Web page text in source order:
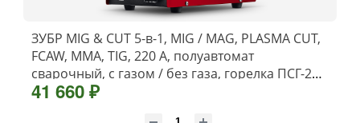
ЗУБР MIG & CUT 5-в-1, MIG / MAG, PLASMA CUT,
FCAW, MMA, TIG, 220 А, полуавтомат
сварочный, с газом / без газа, горелка ПСГ-220
(ПСГ-М9-220-Р)
41 660 ₽